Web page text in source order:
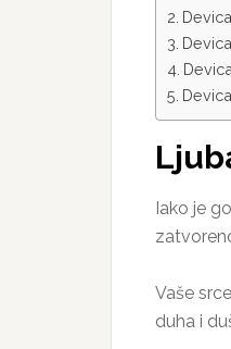
Iako je
Vaše
duha i